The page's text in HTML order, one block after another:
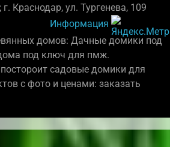
Краснодар, ул. Тургенева, 109
Информация
домов: Дачные домики под
под ключ для пмж.
садовые домики для
с фото и ценами: заказать